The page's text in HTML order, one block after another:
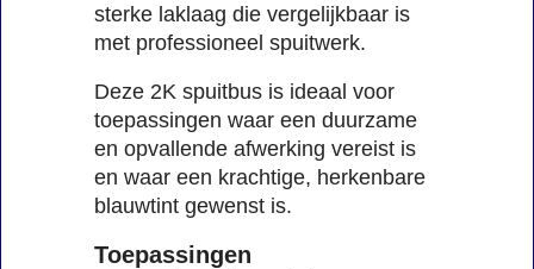
sterke laklaag die vergelijkbaar is
met professioneel spuitwerk.
Deze 2K spuitbus is ideaal voor
toepassingen waar een duurzame
en opvallende afwerking vereist is
en waar een krachtige, herkenbare
blauwtint gewenst is.
Toepassingen